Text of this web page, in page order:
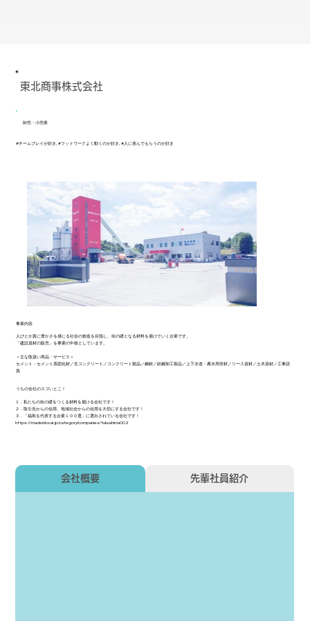
事業内容
人びとが真に豊かさを感じる社会の創造を目指し、街の礎となる材料を届けていく企業です。
「建設資材の販売」を事業の中核としています。
＜主な取扱い商品・サービス＞
セメント・セメント系固化材／生コンクリート／コンクリート製品／鋼材／鉄鋼加工製品／上下水道・農水用管材／リース資材／土木資材／工事請
負
うちの会社のスゴいとこ！
１．私たちの街の礎をつくる材料を届ける会社です！
２．取引先からの信用、地域社会からの信用を大切にする会社です！
３．「福島を代表する企業１００選」に選出されている会社です！
https://madeinlocal.jp/category/companies/fukushima002
会社概要 先輩社員紹介
東北商事株式会社
卸売・小売業
#チームプレイが好き, #フットワークよく動くのが好き, #人に喜んでもらうのが好き